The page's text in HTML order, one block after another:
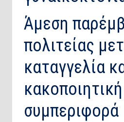
Άμεση
πολιτείας
καταγγελία
κακοποιητική
συμπεριφορά